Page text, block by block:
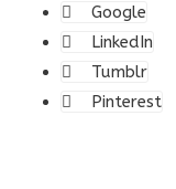
Google
LinkedIn
Tumblr
Pinterest